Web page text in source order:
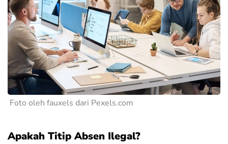
Foto oleh fauxels dari Pexels.com
Apakah Titip Absen Ilegal?